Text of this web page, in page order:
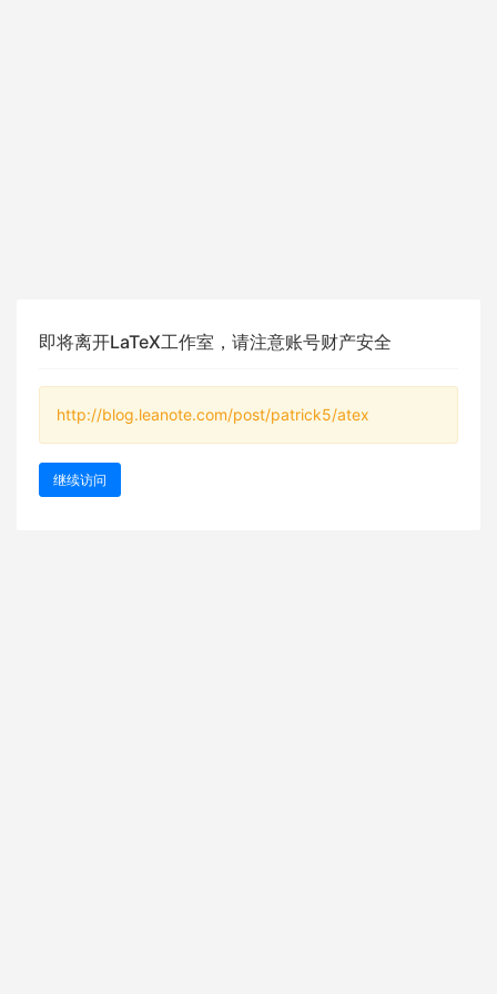
即将离开LaTeX工作室，请注意账号财产安全
http://blog.leanote.com/post/patrick5/atex
继续访问